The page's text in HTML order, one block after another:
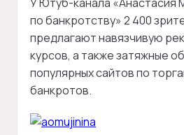
по банкротству» 2 400
предлагают навязчивую
курсов, а также затяжные
популярных сайтов по
банкротов.